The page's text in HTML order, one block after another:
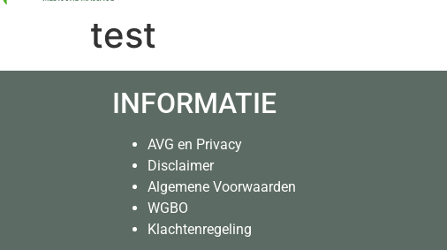
test
INFORMATIE
AVG en Privacy
Disclaimer
Algemene Voorwaarden
WGBO
Klachtenregeling